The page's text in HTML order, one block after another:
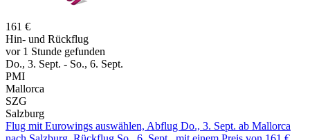
161 €
Hin- und Rückflug
vor 1 Stunde gefunden
Do., 3. Sept. - So., 6. Sept.
PMI
Mallorca
SZG
Salzburg
Flug mit Eurowings auswählen, Abflug Do., 3. Sept. ab Mallorca